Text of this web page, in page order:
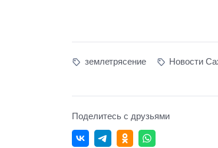
землетрясение Новости
Поделитесь с друзьями